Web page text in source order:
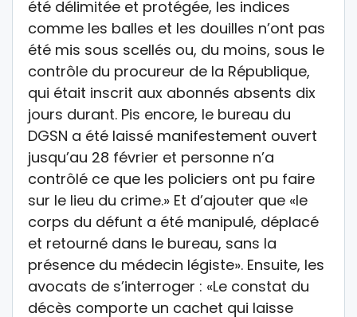
été délimitée et protégée, les indices
comme les balles et les douilles n’ont pas
été mis sous scellés ou, du moins, sous le
contrôle du procureur de la République,
qui était inscrit aux abonnés absents dix
jours durant. Pis encore, le bureau du
DGSN a été laissé manifestement ouvert
jusqu’au 28 février et personne n’a
contrôlé ce que les policiers ont pu faire
sur le lieu du crime.» Et d’ajouter que «le
corps du défunt a été manipulé, déplacé
et retourné dans le bureau, sans la
présence du médecin légiste». Ensuite, les
avocats de s’interroger : «Le constat du
décès comporte un cachet qui laisse